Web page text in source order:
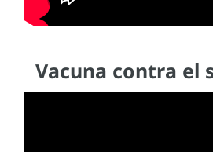
Vacuna contra el